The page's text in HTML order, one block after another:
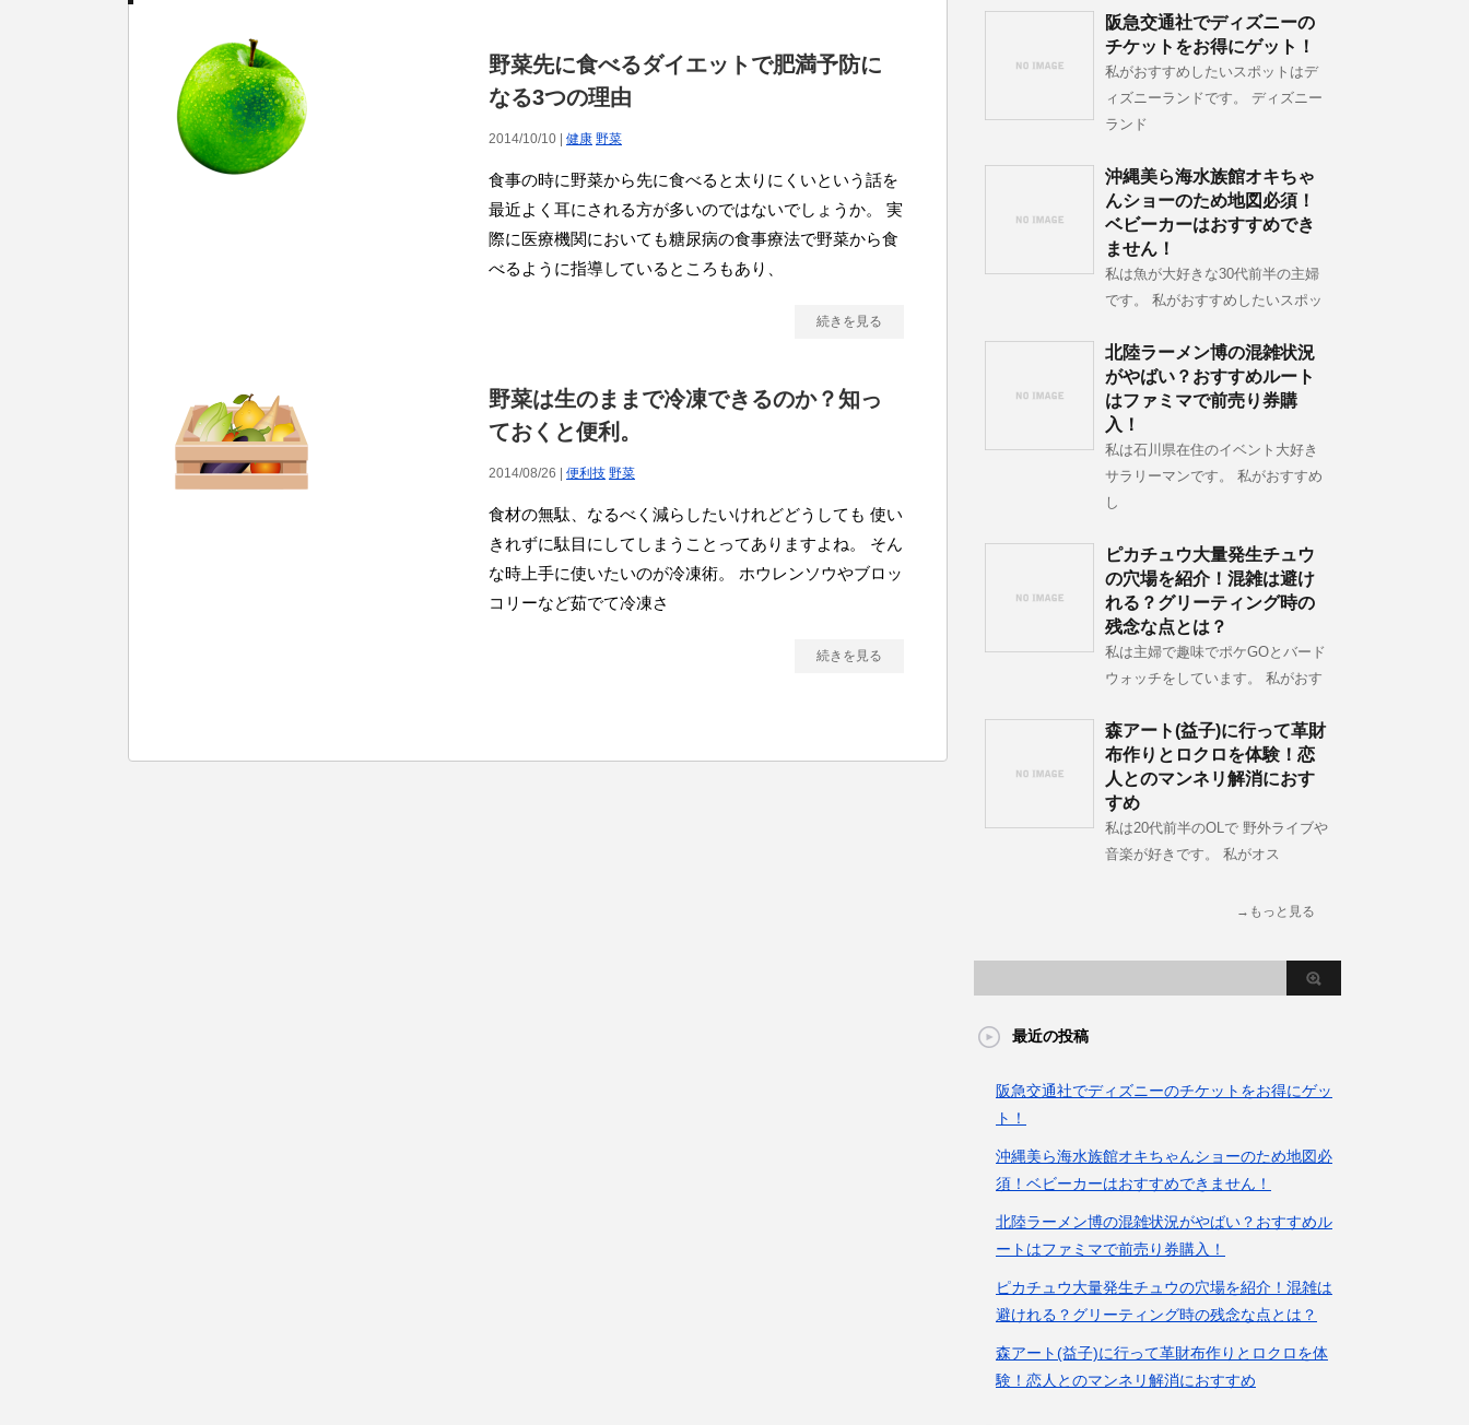
野菜先に食べるダイエットで肥満予防に
なる3つの理由
2014/10/10 | 健康 野菜
食事の時に野菜から先に食べると太りにくいという話を
最近よく耳にされる方が多いのではないでしょうか。 実
際に医療機関においても糖尿病の食事療法で野菜から食
べるように指導しているところもあり、
続きを見る
野菜は生のままで冷凍できるのか？知っ
ておくと便利。
2014/08/26 | 便利技 野菜
食材の無駄、なるべく減らしたいけれどどうしても 使い
きれずに駄目にしてしまうことってありますよね。 そん
な時上手に使いたいのが冷凍術。 ホウレンソウやブロッ
コリーなど茹でて冷凍さ
続きを見る
阪急交通社でディズニーの
チケットをお得にゲット！
私がおすすめしたいスポットはデ
ィズニーランドです。 ディズニー
ランド
沖縄美ら海水族館オキちゃ
んショーのため地図必須！
ベビーカーはおすすめでき
ません！
私は魚が大好きな30代前半の主婦
です。 私がおすすめしたいスポッ
北陸ラーメン博の混雑状況
がやばい？おすすめルート
はファミマで前売り券購
入！
私は石川県在住のイベント大好き
サラリーマンです。 私がおすすめ
し
ピカチュウ大量発生チュウ
の穴場を紹介！混雑は避け
れる？グリーティング時の
残念な点とは？
私は主婦で趣味でポケGOとバード
ウォッチをしています。 私がおす
森アート(益子)に行って革財
布作りとロクロを体験！恋
人とのマンネリ解消におす
すめ
私は20代前半のOLで 野外ライブや
音楽が好きです。 私がオス
→もっと見る
最近の投稿
阪急交通社でディズニーのチケットをお得にゲッ
ト！
沖縄美ら海水族館オキちゃんショーのため地図必
須！ベビーカーはおすすめできません！
北陸ラーメン博の混雑状況がやばい？おすすめル
ートはファミマで前売り券購入！
ピカチュウ大量発生チュウの穴場を紹介！混雑は
避けれる？グリーティング時の残念な点とは？
森アート(益子)に行って革財布作りとロクロを体
験！恋人とのマンネリ解消におすすめ